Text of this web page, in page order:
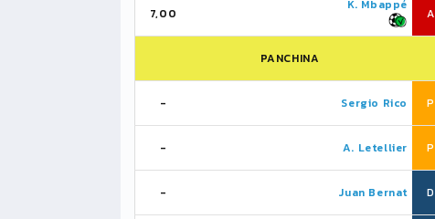
7,00
K. Mbappé
A
PANCHINA
- Sergio Rico P
- A. Letellier P
- Juan Bernat D